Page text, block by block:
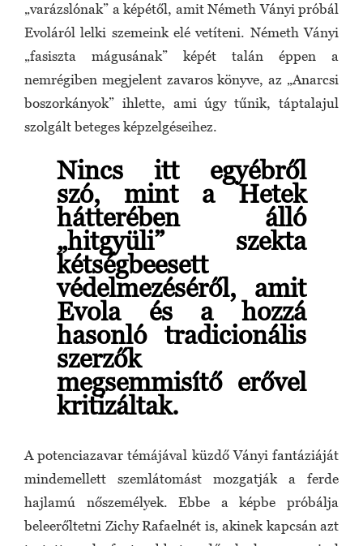
„varázslónak” a képétől, amit Németh Ványi próbál
Evoláról lelki szemeink elé vetíteni. Németh Ványi
„fasiszta mágusának” képét talán éppen a
nemrégiben megjelent zavaros könyve, az „Anarcsi
boszorkányok” ihlette, ami úgy tűnik, táptalajul
szolgált beteges képzelgéseihez.
Nincs itt egyébről
szó, mint a Hetek
hátterében álló
„hitgyüli” szekta
kétségbeesett
védelmezéséről, amit
Evola és a hozzá
hasonló tradicionális
szerzők
megsemmisítő erővel
kritizáltak.
A potenciazavar témájával küzdő Ványi fantáziáját
mindemellett szemlátomást mozgatják a ferde
hajlamú nőszemélyek. Ebbe a képbe próbálja
beleerőltetni Zichy Rafaelnét is, akinek kapcsán azt